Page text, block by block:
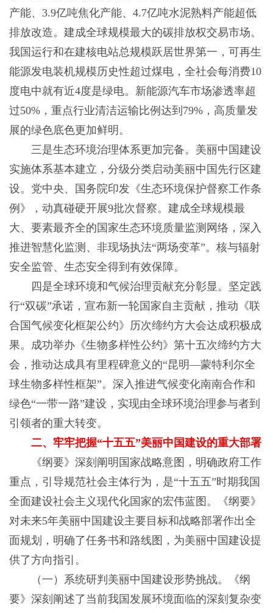
产能、3.9亿吨焦化产能、4.7亿吨水泥熟料产能超低
排放改造。建成全球规模最大的碳排放权交易市场。
我国运行和在建核电站总规模跃居世界第一，可再生
能源发电装机规模历史性超过煤电，全社会每消费10
度电中就有近4度是绿电。新能源汽车市场渗透率超
过50%，重点行业清洁运输比例达到79%，高质量发
展的绿色底色更加鲜明。
三是生态环境治理体系更加完备。美丽中国建设
实施体系基本建立，分级分类启动美丽中国先行区建
设。党中央、国务院印发《生态环境保护督察工作条
例》，动真碰硬开展9批次督察。建成全球规模最
大、要素最齐全的国家生态环境质量监测网络，深入
推进智慧化监测、非现场执法“两场变革”。核与辐射
安全监管、生态安全得到有效保障。
四是全球环境和气候治理贡献充分彰显。坚定践
行“双碳”承诺，宣布新一轮国家自主贡献，推动《联
合国气候变化框架公约》历次缔约方大会达成积极成
果。成功举办《生物多样性公约》第十五次缔约方大
会，推动达成具有里程碑意义的“昆明—蒙特利尔全
球生物多样性框架”。深入推进气候变化南南合作和
绿色“一带一路”建设，实现由全球环境治理参与者到
引领者的重大转变。
二、牢牢把握“十五五”美丽中国建设的重大部署
《纲要》深刻阐明国家战略意图，明确政府工作
重点，引导规范社会主体行为，是“十五五”时期我国
全面建设社会主义现代化国家的宏伟蓝图。《纲要》
对未来5年美丽中国建设主要目标和战略部署作出全
面规划，明确了任务书和路线图，为美丽中国建设提
供了方向指引。
（一）系统研判美丽中国建设形势挑战。《纲
要》深刻阐述了当前我国发展环境面临的深刻复杂变